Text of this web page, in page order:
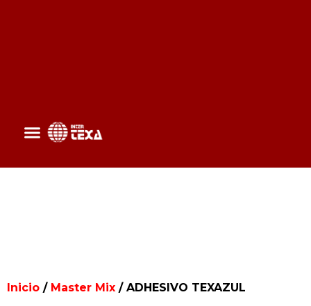
Inicio / Master Mix / ADHESIVO TEXAZUL